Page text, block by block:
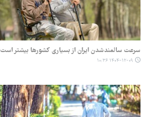
سرعت سالمندشدن ایران از بسیاری کشورها بیشتر است
۱۴۰۴-۱۲-۰۹ ۱۰:۳۶